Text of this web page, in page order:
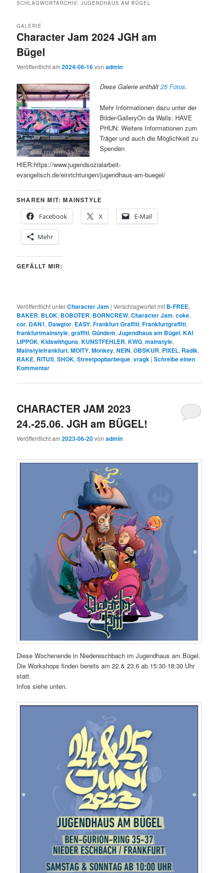
SCHLAGWORTARCHIV:JUGENDHAUS AM BÜGEL
Character Jam 2024 JGH am
Bügel
GALERIE
Veröffentlicht am2024-06-16vonadmin
Diese Galerie enthält25 Fotos.
Mehr Informationen dazu unter der
Bilder-GalleryOn da Walls: HAVE
PHUN: Weitere Informationen zum
Träger und auch die Möglichkeit zu
Spenden
HIER:https://www.jugendsozialarbeit-
evangelisch.de/einrichtungen/jugendhaus-am-buegel/
SHAREN MIT: MAINSTYLE
Facebook
X E-Mail
Mehr
GEFÄLLT MIR:
Veröffentlicht unterCharacter Jam |Verschlagwortet mit B-FREE,
BAKER, BLOK, BOBOTER, BORNCREW,Character Jam,coke,
cor, DAN1, Dawgtor, EASY,Frankfurt Graffiti,Frankfurtgraffiti,
frankfurtmainstyle,graffiti,Gündem,Jugendhaus am Bügel,KAI
LIPPOK,Kidswithguns,KUNSTFEHLER,KWG,mainstyle,
Mainstylefrankfurt,MOITY,Monkey,NEIN,OBSKUR, PIXEL, Radik,
RAKE, RITUS,SHOK,Streetpopbarbeque,vragk |Schreibe einen
Kommentar
CHARACTER JAM 2023
24.-25.06. JGH am BÜGEL!
Veröffentlicht am2023-06-20vonadmin
Diese Wochenende in Niedereschbach im Jugendhaus am Bügel.
Die Workshops finden bereits am 22.& 23.6 ab 15:30-18:30 Uhr
statt.
Infos siehe unten.